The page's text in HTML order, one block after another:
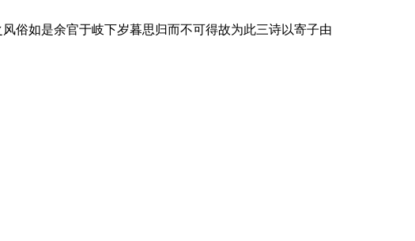
俗如是余官于岐下岁暮思归而不可得故为此三诗以寄子由